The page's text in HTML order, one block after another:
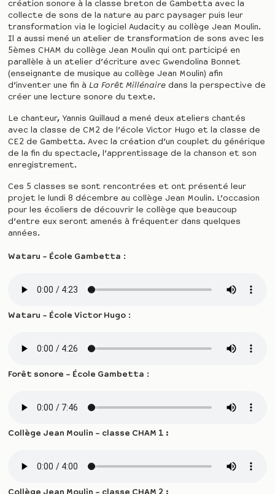
création sonore à la classe breton de Gambetta avec la
collecte de sons de la nature au parc paysager puis leur
transformation via le logiciel Audacity au collège Jean Moulin.
Il a aussi mené un atelier de transformation de sons avec les
5èmes CHAM du collège Jean Moulin qui ont participé en
parallèle à un atelier d’écriture avec Gwendolina Bonnet
(enseignante de musique au collège Jean Moulin) afin
d’inventer une fin à La Forêt Millénairedans la perspective de
créer une lecture sonore du texte.
Le chanteur, Yannis Quillaud a mené deux ateliers chantés
avec la classe de CM2 de l’école Victor Hugo et la classe de
CE2 de Gambetta. Avec la création d’un couplet du générique
de la fin du spectacle, l’apprentissage de la chanson et son
enregistrement.
Ces 5 classes se sont rencontrées et ont présenté leur
projet le lundi 8 décembre au collège Jean Moulin. L’occasion
pour les écoliers de découvrir le collège que beaucoup
d’entre eux seront amenés à fréquenter dans quelques
années.
Wataru – École Gambetta :
Wataru – École Victor Hugo:
Forêt sonore – École Gambetta :
Collège Jean Moulin – classe CHAM 1 :